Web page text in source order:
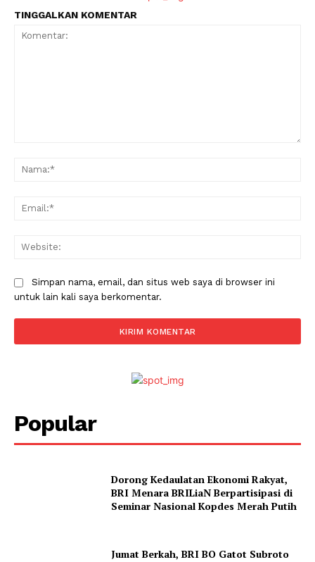
TINGGALKAN KOMENTAR
Simpan nama, email, dan situs web saya di browser ini
untuk lain kali saya berkomentar.
Popular
Dorong Kedaulatan Ekonomi Rakyat,
BRI Menara BRILiaN Berpartisipasi di
Seminar Nasional Kopdes Merah Putih
Jumat Berkah, BRI BO Gatot Subroto